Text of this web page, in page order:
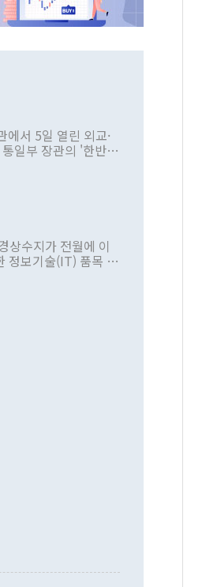
서 5일 열린 외교·
일부 장관의 '한반도
로 추진하겠다고 공
놨다. 그동안 정 장
있지만 대통령과 유
이례적이다. 정 장
소리도 높아지고 있
화만 되뇌는 것은
"이라고 말했다. 하
플러스냐, 결론적
회담'에 대해 "이상
상수지가 전월에 이
정보기술(IT) 품목 수
입은 644억8000만
가했다. IT 품목
▲화공품
억4000만달러 적자
억7000만달러 흑자
효과로 배당지급이